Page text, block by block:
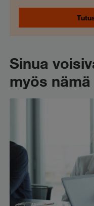
Sinua
myös nämä